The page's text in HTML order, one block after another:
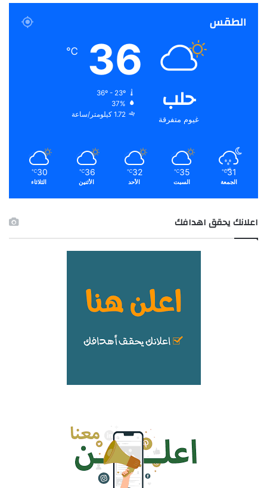
الطقس
حلب
غيوم متفرقة
36
℃
36º - 23º
37%
1.72 كيلومتر/ساعة
31
℃
الجمعة
35
℃
السبت
32
℃
الأحد
36
℃
الأثنين
30
℃
الثلاثاء
اعلانك يحقق اهدافك